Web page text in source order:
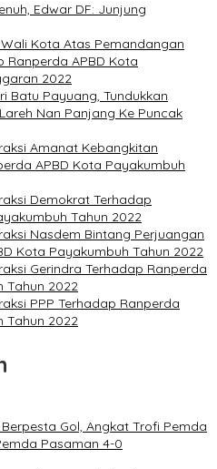
Edwar DF: Junjung
Kota Atas Pemandangan
Ranperda APBD Kota
2022
Batu Payuang, Tundukkan
Nan Panjang Ke Puncak
Amanat Kebangkitan
APBD Kota Payakumbuh
Demokrat Terhadap
Tahun 2022
Nasdem Bintang Perjuangan
Kota Payakumbuh Tahun 2022
Gerindra Terhadap Ranperda
Tahun 2022
PPP Terhadap Ranperda
Tahun 2022
Gol, Angkat Trofi Pemda
Pasaman 4-0